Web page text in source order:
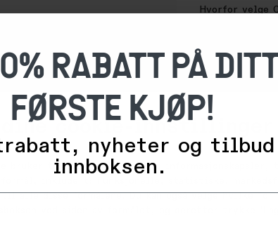
Hvorfor velge
1+ TIMES
administrere
RASKE
stoppe på.
tilgjengelig på
LITE
HydraQuiver
for maksimal
dine cookie-innstillinger
bruker teknologier, inkludert informasjonskapsler,
alle disse formålene. Du kan også velge hvilke
ved siden av formålet, og deretter trykke
RABATT PÅ
FØRSTE KJØP!
nyheter og
innboksen.